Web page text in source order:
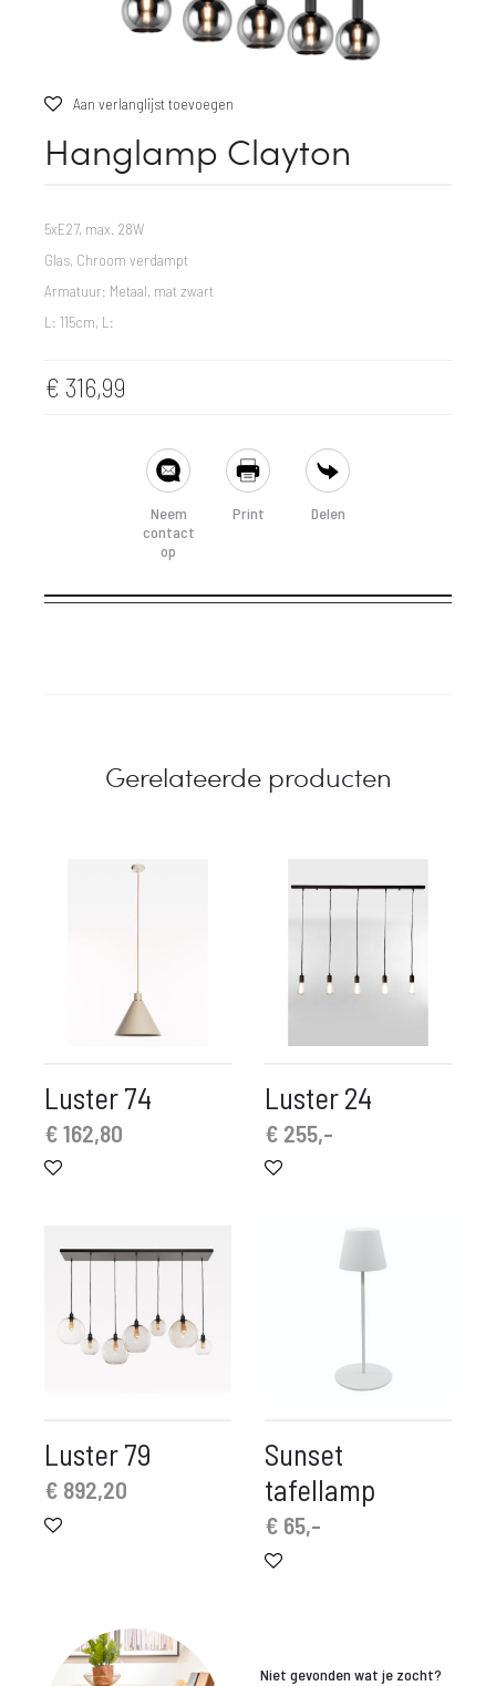
Aan verlanglijst toevoegen
Hanglamp Clayton
5xE27, max. 28W
Glas, Chroom verdampt
Armatuur: Metaal, mat zwart
L: 115cm, L:
€ 316,99
Neem
contact
op
Print Delen
Gerelateerde producten
Luster 74
€162,80
Luster 24
€ 255,-
Luster 79
€ 892,20
Sunset
tafellamp
€ 65,-
Niet gevonden wat je zocht?